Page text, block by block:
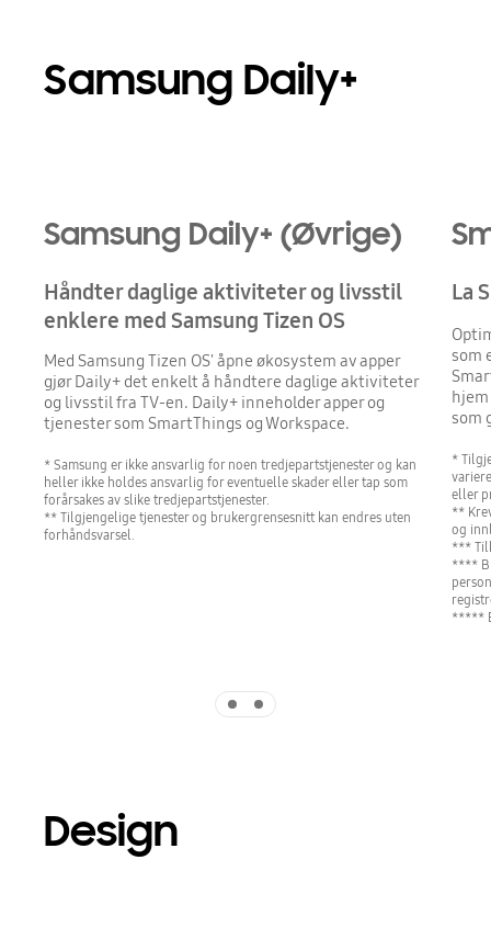
Samsung Daily+
Samsung Daily+ (Øvrige)
Håndter daglige aktiviteter og livsstil
enklere med Samsung Tizen OS
Med Samsung Tizen OS' åpne økosystem av apper
gjør Daily+ det enkelt å håndtere daglige aktiviteter
og livsstil fra TV-en. Daily+ inneholder apper og
tjenester som SmartThings og Workspace.
* Samsung er ikke ansvarlig for noen tredjepartstjenester og kan
heller ikke holdes ansvarlig for eventuelle skader eller tap som
forårsakes av slike tredjepartstjenester.
** Tilgjengelige tjenester og brukergrensesnitt kan endres uten
forhåndsvarsel.
La
som
som
*
eller
**
og
***
****
*****
Design